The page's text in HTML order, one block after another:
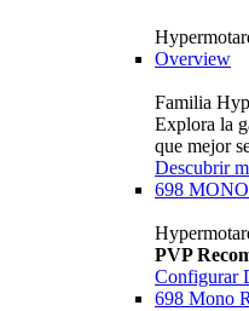
Overview
Familia
Explora la
que mejor
Descubrir
698 MONO
PVP
Configurar
698 Mono